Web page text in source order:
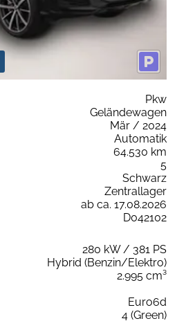
Pkw
Geländewagen
Mär / 2024
Automatik
64.530 km
5
Schwarz
Zentrallager
ab ca. 17.08.2026
D042102
280 kW / 381 PS
Hybrid (Benzin/Elektro)
2.995 cm³
Euro6d
4 (Green)